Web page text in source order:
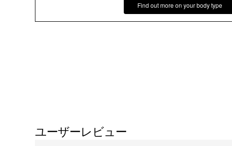
Find out more on your body type
ユーザーレビュー